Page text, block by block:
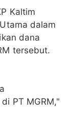
Kaltim
dalam
dana
tersebut.
PT MGRM,"